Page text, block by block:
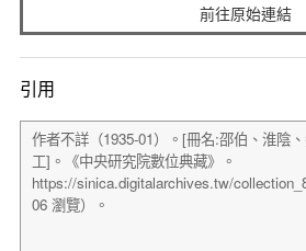
前往原始連結
引用